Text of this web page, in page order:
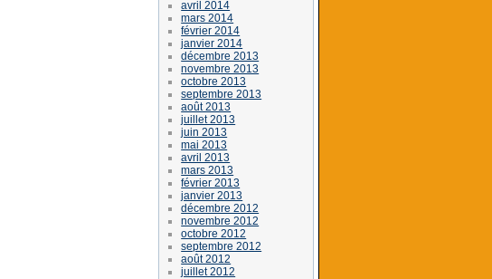
avril 2014
mars 2014
février 2014
janvier 2014
décembre 2013
novembre 2013
octobre 2013
septembre 2013
août 2013
juillet 2013
juin 2013
mai 2013
avril 2013
mars 2013
février 2013
janvier 2013
décembre 2012
novembre 2012
octobre 2012
septembre 2012
août 2012
juillet 2012